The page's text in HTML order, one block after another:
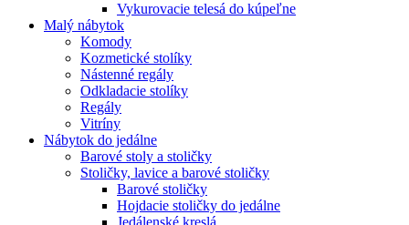
Vykurovacie telesá do kúpeľne
Malý nábytok
Komody
Kozmetické stolíky
Nástenné regály
Odkladacie stolíky
Regály
Vitríny
Nábytok do jedálne
Barové stoly a stoličky
Stoličky, lavice a barové stoličky
Barové stoličky
Hojdacie stoličky do jedálne
Jedálenské kreslá